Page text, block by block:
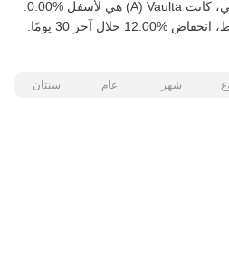
شهر عام سنتان